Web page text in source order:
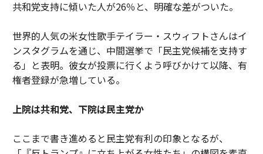
共和党支持に傾いた人が26％と、明確な差がついた。
世界的人気の米女性歌手テイラー・スウィフトさんはイ
ンスタグラムを通じ、中間選挙で「民主党候補を支持す
る」と表明。彼女が投票に行くよう呼びかけて以降、有
権者登録が急増している。
上院は共和党、下院は民主党か
ここまで書き進めると民主党有利の印象となるが、